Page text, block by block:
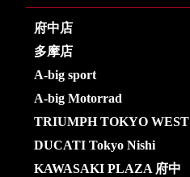
府中店
多摩店
A-big sport
A-big Motorrad
TRIUMPH TOKYO WEST
DUCATI Tokyo Nishi
KAWASAKI PLAZA 府中